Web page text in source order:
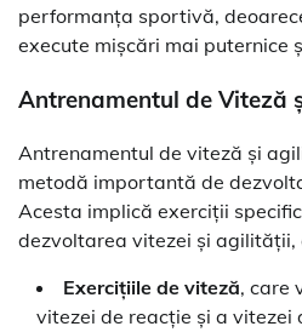
performanța sportivă,
execute mișcări mai puternice
Antrenamentul de Viteză
Antrenamentul de viteză și
metodă importantă de
Acesta implică exerciții
dezvoltarea vitezei și agilității,
Exercițiile de viteză, care
vitezei de reacție și a vitezei